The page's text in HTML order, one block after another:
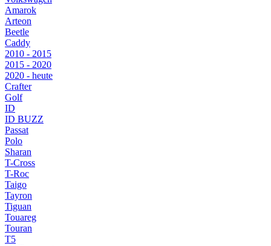
Amarok
Arteon
Beetle
Caddy
2010 - 2015
2015 - 2020
2020 - heute
Crafter
Golf
ID
ID BUZZ
Passat
Polo
Sharan
T-Cross
T-Roc
Taigo
Tayron
Tiguan
Touareg
Touran
T5